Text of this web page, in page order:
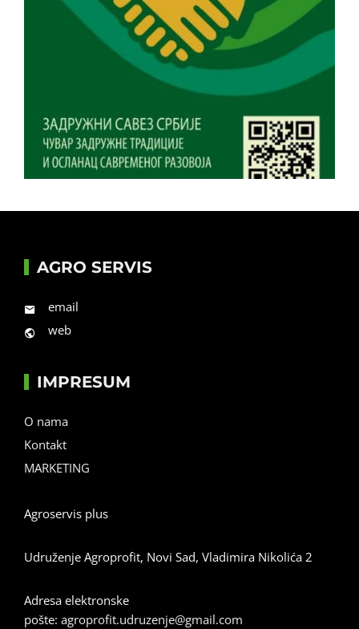
AGRO SERVIS
email
web
IMPRESUM
O nama
Kontakt
MARKETING
Agroservis plus
Udruženje Agroprofit, Novi Sad, Vladimira Nikolića 2
Adresa elektronske
pošte: agroprofit.udruzenje@gmail.com